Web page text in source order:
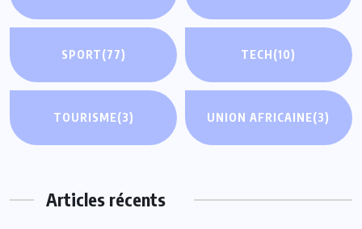
SPORT(77) TECH(10)
TOURISME(3) UNION AFRICAINE(3)
Articles récents